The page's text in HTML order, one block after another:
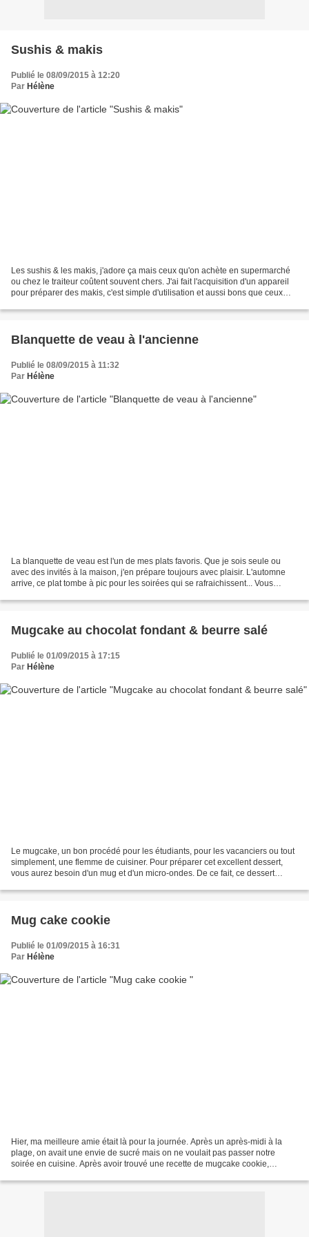
Sushis & makis
Publié le 08/09/2015 à 12:20
Par Hélène
Les sushis & les makis, j'adore ça mais ceux qu'on achète en supermarché
ou chez le traiteur coûtent souvent chers. J'ai fait l'acquisition d'un appareil
pour préparer des makis, c'est simple d'utilisation et aussi bons que ceux
Blanquette de veau à l'ancienne
Publié le 08/09/2015 à 11:32
Par Hélène
La blanquette de veau est l'un de mes plats favoris. Que je sois seule ou
avec des invités à la maison, j'en prépare toujours avec plaisir. L'automne
arrive, ce plat tombe à pic pour les soirées qui se rafraichissent... Vous
Mugcake au chocolat fondant & beurre salé
Publié le 01/09/2015 à 17:15
Par Hélène
Le mugcake, un bon procédé pour les étudiants, pour les vacanciers ou tout
simplement, une flemme de cuisiner. Pour préparer cet excellent dessert,
vous aurez besoin d'un mug et d'un micro-ondes. De ce fait, ce dessert
Mug cake cookie
Publié le 01/09/2015 à 16:31
Par Hélène
Hier, ma meilleure amie était là pour la journée. Après un après-midi à la
plage, on avait une envie de sucré mais on ne voulait pas passer notre
soirée en cuisine. Après avoir trouvé une recette de mugcake cookie,